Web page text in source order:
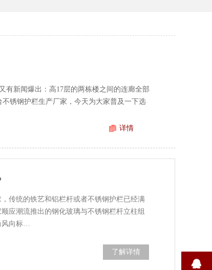
有新闻爆出：高17层的两栋楼之间的连廊全部
锈钢护栏生产厂家，今天为大家普及一下选
详情
传统的铁艺和铝栏杆或者不锈钢护栏已经满
应潮流推出的钢化玻璃与不锈钢栏杆立柱组
风向标…
了解详情